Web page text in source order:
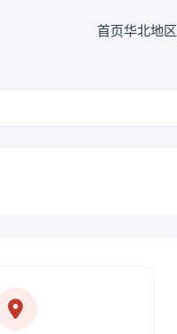
首页华北地区